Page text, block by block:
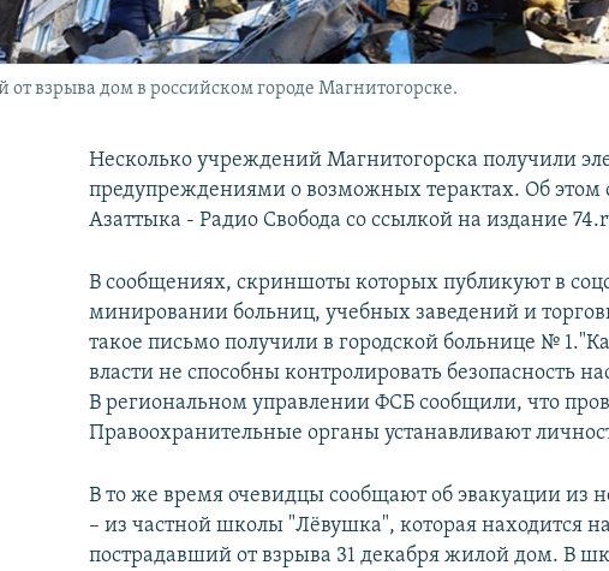
от взрыва дом в российском городе Магнитогорске.
Несколько учреждений Магнитогорска получили
предупреждениями о возможных терактах. Об этом
Азаттыка - Радио Свобода со ссылкой на издание
В сообщениях, скриншоты которых публикуют в
минировании больниц, учебных заведений и
такое письмо получили в городской больнице №
власти не способны контролировать безопасность
В региональном управлении ФСБ сообщили, что
Правоохранительные органы устанавливают
В то же время очевидцы сообщают об эвакуации из
– из частной школы "Лёвушка", которая находится
пострадавший от взрыва 31 декабря жилой дом. В